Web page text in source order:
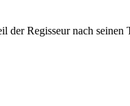
der Regisseur nach